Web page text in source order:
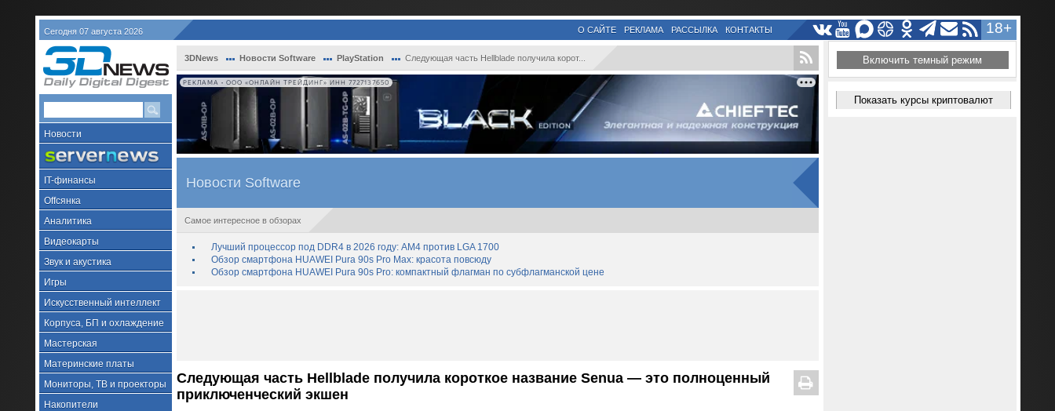
Сегодня 07 августа 2026 18+
О САЙТЕ РЕКЛАМА РАССЫЛКА КОНТАКТЫ
Новости
IT-финансы
Offсянка
Аналитика
Видеокарты
Звук и акустика
Игры
Искусственный интеллект
Корпуса, БП и охлаждение
Мастерская
Материнские платы
Мониторы, ТВ и проекторы
Накопители
3DNews Новости Software PlayStation Следующая часть Hellblade получила корот...
РЕКЛАМА • ООО «ОНЛАЙН ТРЕЙДИНГ» ИНН 7727137650
Новости Software
Самое интересное в обзорах
Лучший процессор под DDR4 в 2026 году: AM4 против LGA 1700
Обзор смартфона HUAWEI Pura 90s Pro Max: красота повсюду
Обзор смартфона HUAWEI Pura 90s Pro: компактный флагман по субфлагманской цене
Следующая часть Hellblade получила короткое название Senua — это полноценный
приключенческий экшен
Включить темный режим
Показать курсы криптовалют